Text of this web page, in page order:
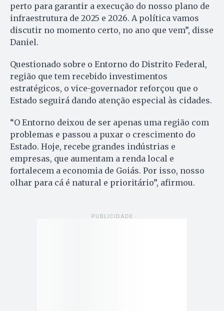
perto para garantir a execução do nosso plano de
infraestrutura de 2025 e 2026. A política vamos
discutir no momento certo, no ano que vem”, disse
Daniel.
Questionado sobre o Entorno do Distrito Federal,
região que tem recebido investimentos
estratégicos, o vice-governador reforçou que o
Estado seguirá dando atenção especial às cidades.
“O Entorno deixou de ser apenas uma região com
problemas e passou a puxar o crescimento do
Estado. Hoje, recebe grandes indústrias e
empresas, que aumentam a renda local e
fortalecem a economia de Goiás. Por isso, nosso
olhar para cá é natural e prioritário”, afirmou.